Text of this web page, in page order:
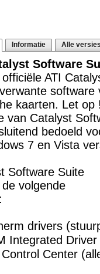
Informatie Alle
Software
ATI
software
kaarten. Let op
van Catalyst
bedoeld
7 en Vista
Software Suite
volgende
drivers
Integrated Driver
Center